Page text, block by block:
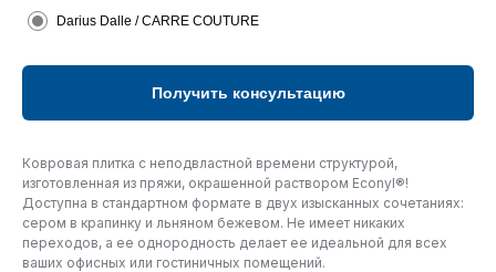
Darius Dalle / CARRE COUTURE
Получить консультацию
Ковровая плитка с неподвластной времени структурой,
изготовленная из пряжи, окрашенной раствором Econyl®!
Доступна в стандартном формате в двух изысканных сочетаниях:
сером в крапинку и льняном бежевом. Не имеет никаких
переходов, а ее однородность делает ее идеальной для всех
ваших офисных или гостиничных помещений.